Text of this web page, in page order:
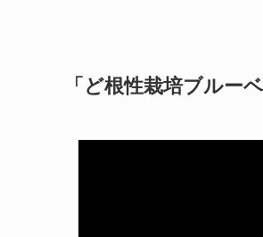
「ど根性栽培ブルー